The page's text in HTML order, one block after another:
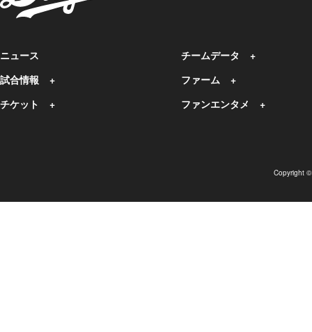
ニュース
試合情報
チケット
チームデータ
ファーム
ファンエンタメ
Copyright